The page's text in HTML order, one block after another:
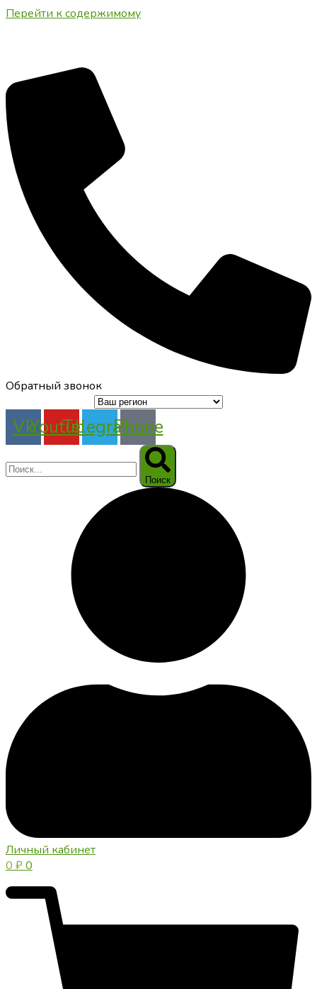
Перейти к содержимому
Обратный звонок
VkYoutubeTelegramPhone
Поиск
Личный кабинет
0 ₽0